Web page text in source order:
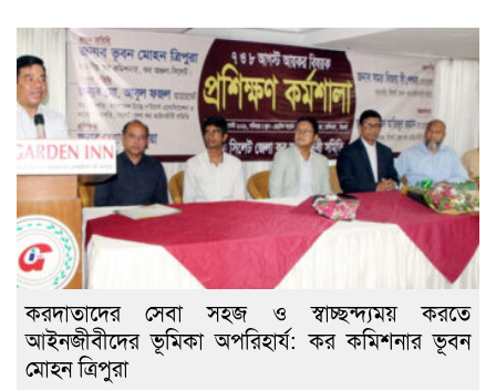
করদাতাদের সেবা সহজ ও স্বাচ্ছন্দ্যময় করতে
আইনজীবীদের ভূমিকা অপরিহার্য: কর কমিশনার ভূবন
মোহন ত্রিপুরা